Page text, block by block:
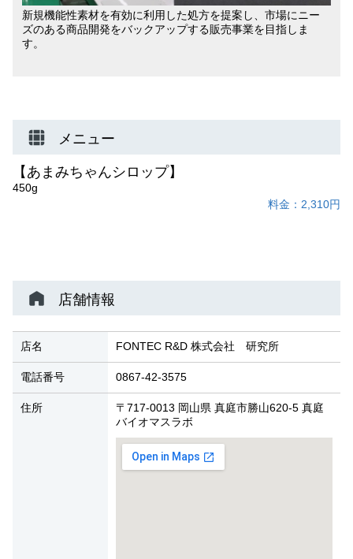
新規機能性素材を有効に利用した処方を提案し、市場にニー
ズのある商品開発をバックアップする販売事業を目指しま
す。
メニュー
【あまみちゃんシロップ】
450g
料金：2,310円
店舗情報
店名 FONTEC R&D 株式会社 研究所
電話番号 0867-42-3575
住所
〒717-0013 岡山県 真庭市勝山620-5 真庭
バイオマスラボ